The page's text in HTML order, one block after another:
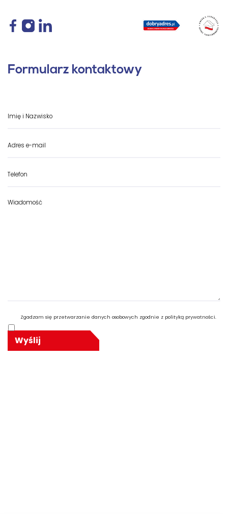
Formularz kontaktowy
Zgadzam się przetwarzanie danych osobowych zgodnie z polityką prywatności.